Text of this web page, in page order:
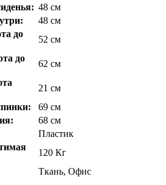
48 см
48 см
до
52 см
до
62 см
21 см
69 см
68 см
Пластик
120 Кг
Ткань, Офис